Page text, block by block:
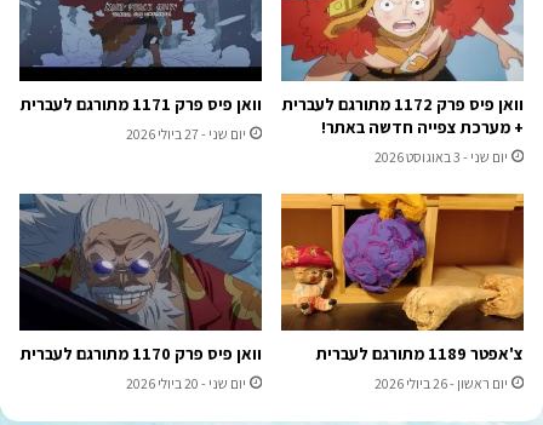
וואן פיס פרק 1172 מתורגם לעברית
+ מערכת צפייה חדשה באתר!
יום שני - 3 באוגוסט 2026
וואן פיס פרק 1171 מתורגם לעברית
יום שני - 27 ביולי 2026
צ'אפטר 1189 מתורגם לעברית
יום ראשון - 26 ביולי 2026
וואן פיס פרק 1170 מתורגם לעברית
יום שני - 20 ביולי 2026